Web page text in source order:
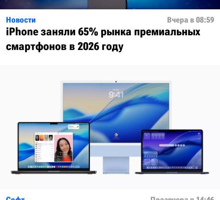
Новости Вчера в 08:59
iPhone заняли 65% рынка премиальных
смартфонов в 2026 году